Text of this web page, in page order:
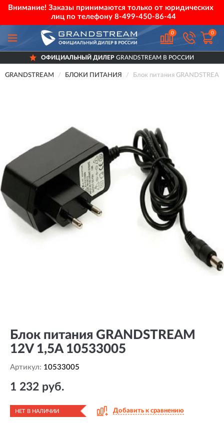
Внимание! Заказы принимаются только от юридических
лиц по телефону 8-499-450-86-44
0 0
ОФИЦИАЛЬНЫЙ ДИЛЕРGRANDSTREAM В РОССИИ
GRANDSTREAM БЛОКИ ПИТАНИЯ Блок питания
Блок питания GRANDSTREAM
12V 1,5A 10533005
Артикул: 10533005
1 232 руб.
НЕТ В НАЛИЧИИ Добавить к сравнению